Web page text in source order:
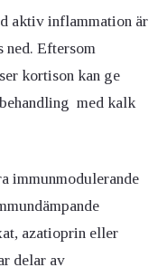
aktiv inflammation är
ned. Eftersom
kortison kan ge
med kalk
immunmodulerande
azatioprin eller
delar av